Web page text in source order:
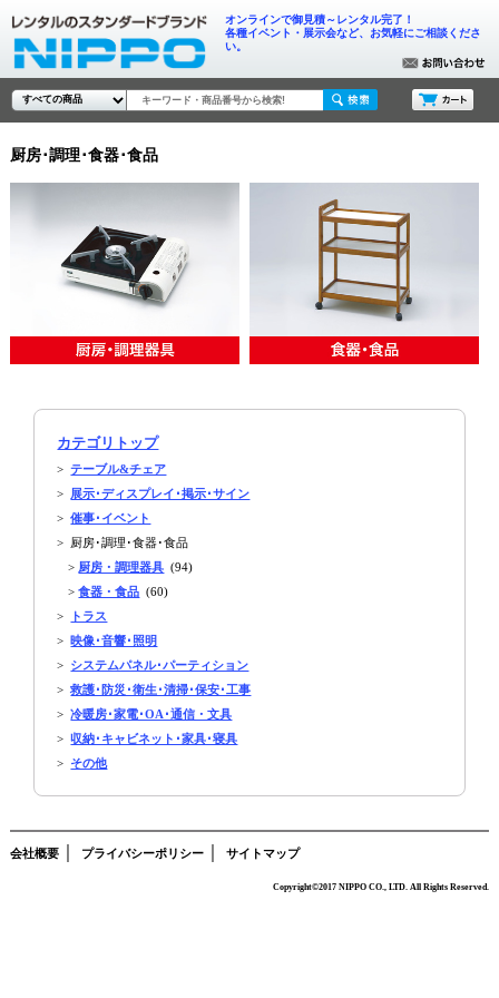
オンラインで御見積～レンタル完了！
各種イベント・展示会など、お気軽にご相談くださ
い。
厨房･調理･食器･食品
カテゴリトップ
>テーブル&チェア
> 展示･ディスプレイ･掲示･サイン
>催事･イベント
> 厨房･調理･食器･食品
> 厨房・調理器具 (94)
>食器・食品 (60)
>
トラス
>映像･音響･照明
> システムパネル･パーティション
>救護･防災･衛生･清掃･保安･工事
>冷暖房･家電･OA･通信・文具
>収納･キャビネット･家具･寝具
> その他
会社概要｜ プライバシーポリシー｜ サイトマップ
Copyright©2017 NIPPO CO., LTD. All Rights Reserved.